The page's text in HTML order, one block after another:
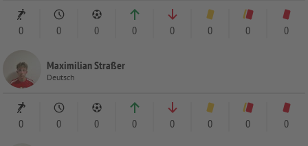
0 0 0 0 0 0 0 0
Maximilian Straßer
Deutsch
0 0 0 0 0 0 0 0